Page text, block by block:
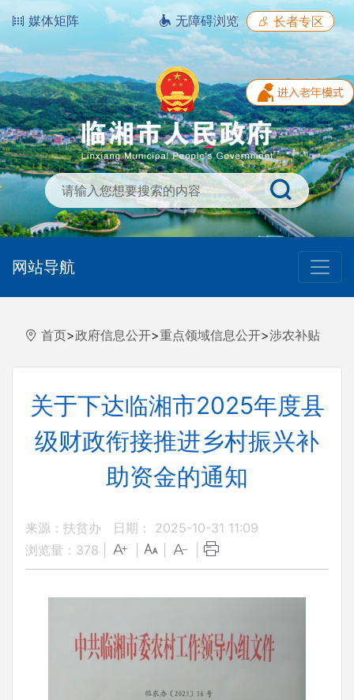
媒体矩阵 无障碍浏览 长者专区
网站导航
首页>政府信息公开>重点领域信息公开>涉农补贴
关于下达临湘市2025年度县
级财政衔接推进乡村振兴补
助资金的通知
来源：扶贫办
日期： 2025-10-31 11:09
浏览量： 378